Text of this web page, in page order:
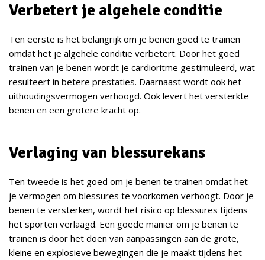
Verbetert je algehele conditie
Ten eerste is het belangrijk om je benen goed te trainen
omdat het je algehele conditie verbetert. Door het goed
trainen van je benen wordt je cardioritme gestimuleerd, wat
resulteert in betere prestaties. Daarnaast wordt ook het
uithoudingsvermogen verhoogd. Ook levert het versterkte
benen en een grotere kracht op.
Verlaging van blessurekans
Ten tweede is het goed om je benen te trainen omdat het
je vermogen om blessures te voorkomen verhoogt. Door je
benen te versterken, wordt het risico op blessures tijdens
het sporten verlaagd. Een goede manier om je benen te
trainen is door het doen van aanpassingen aan de grote,
kleine en explosieve bewegingen die je maakt tijdens het